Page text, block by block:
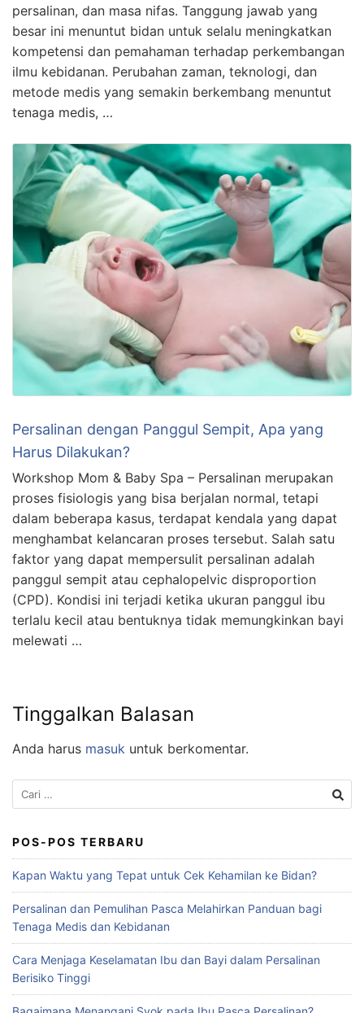
persalinan, dan masa nifas. Tanggung jawab yang
besar ini menuntut bidan untuk selalu meningkatkan
kompetensi dan pemahaman terhadap perkembangan
ilmu kebidanan. Perubahan zaman, teknologi, dan
metode medis yang semakin berkembang menuntut
tenaga medis, …
Persalinan dengan Panggul Sempit, Apa yang
Harus Dilakukan?
Workshop Mom & Baby Spa – Persalinan merupakan
proses fisiologis yang bisa berjalan normal, tetapi
dalam beberapa kasus, terdapat kendala yang dapat
menghambat kelancaran proses tersebut. Salah satu
faktor yang dapat mempersulit persalinan adalah
panggul sempit atau cephalopelvic disproportion
(CPD). Kondisi ini terjadi ketika ukuran panggul ibu
terlalu kecil atau bentuknya tidak memungkinkan bayi
melewati …
Tinggalkan Balasan
Anda harus masuk untuk berkomentar.
POS-POS TERBARU
Kapan Waktu yang Tepat untuk Cek Kehamilan ke Bidan?
Persalinan dan Pemulihan Pasca Melahirkan Panduan bagi
Tenaga Medis dan Kebidanan
Cara Menjaga Keselamatan Ibu dan Bayi dalam Persalinan
Berisiko Tinggi